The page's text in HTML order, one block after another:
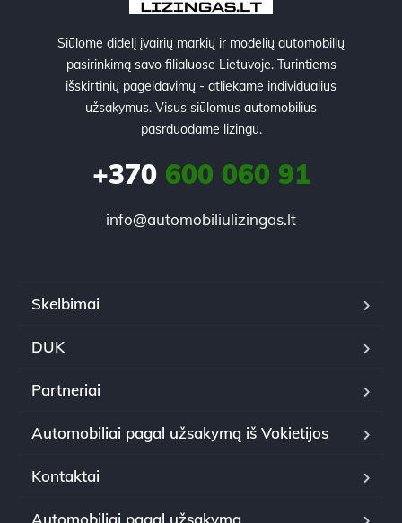
Siūlome didelį įvairių markių ir modelių automobilių
pasirinkimą savo filialuose Lietuvoje. Turintiems
išskirtinių pageidavimų - atliekame individualius
užsakymus. Visus siūlomus automobilius
pasrduodame lizingu.
+370600 060 91
info@automobiliulizingas.lt
Skelbimai
DUK
Partneriai
Automobiliai pagal užsakymą iš Vokietijos
Kontaktai
Automobiliai pagal užsakymą